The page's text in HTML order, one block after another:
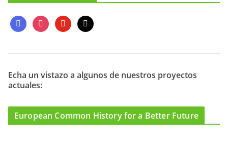
f
a
e
o
o
i
n
t
g
r
m
y
o
t
b
m
a
l
Echa un vistazo a algunos de nuestros proyectos
actuales:
European Common History for a Better Future